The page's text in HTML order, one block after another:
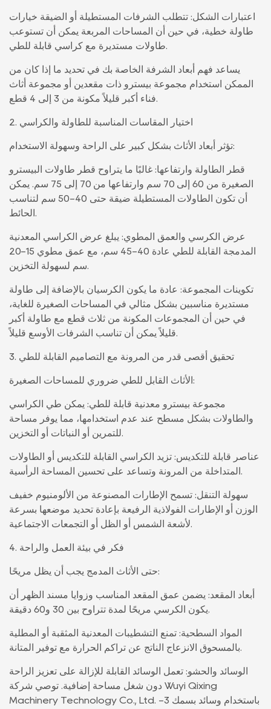
اعتبارات الشكل: تتطلب الشرفات المستطيلة أو الضيقة خيارات
طاولة خطية، في حين أن المساحات المربعة يمكن أن تستوعب
طاولات مستديرة مع كراسي قابلة للطي.
يساعد فهم أبعاد الشرفة الخاصة بك في تحديد ما إذا كان من
الممكن استخدام مجموعة بيسترو ذات مقعدين أو مجموعة أثاث
فناء أكبر قليلاً مكونة من 3 إلى 4 قطع.
2. اختيار المقاسات المناسبة للطاولة والكراسي
تؤثر أبعاد الأثاث بشكل كبير على الراحة وسهولة الاستخدام:
قطر الطاولة وارتفاعها: غالبًا ما يتراوح قطر طاولات البيسترو
الصغيرة من 60 إلى 70 سم وارتفاعها من 70 إلى 75 سم. يمكن
أن تكون الطاولات المستطيلة ضيقة حتى 40-50 سم لتناسب
الحائط.
عرض الكرسي والعمق المطوي: يبلغ عرض الكراسي المعدنية
المدمجة القابلة للطي عادة 40-45 سم، مع عمق مطوي 15-20
سم لسهولة التخزين.
تكوينات المجموعة: عادة ما يكون الكرسيان بالإضافة إلى طاولة
مستديرة مناسبين بشكل مثالي في المساحات الصغيرة للغاية،
في حين أن المجموعات المكونة من ثلاث قطع مع طاولة أكبر
قليلاً يمكن أن تناسب الشرفات الأوسع قليلاً.
3. تحقيق أقصى قدر من المرونة مع التصاميم القابلة للطي
الأثاث القابل للطي ضروري للمساحات الصغيرة:
مجموعة بيسترو معدنية قابلة للطي: يمكن طي الكراسي
والطاولات بشكل مسطح عند عدم استخدامها، مما يوفر مساحة
للتمرين أو النباتات أو التخزين.
عناصر قابلة للتكديس: تزيد الكراسي القابلة للتكديس أو الطاولات
المتداخلة من المرونة وتساعد على تحسين المساحة الرأسية.
سهولة التنقل: تسمح الإطارات المصنوعة من الألومنيوم خفيف
الوزن أو الإطارات الفولاذية الرفيعة بإعادة تحديد موضعها بسرعة
لأشعة الشمس أو الظل أو التجمعات الاجتماعية.
4. فكر في بيئة العمل والراحة
حتى الأثاث المدمج يجب أن يظل مريحًا:
أبعاد المقعد: يضمن عمق المقعد المناسب وزوايا مسند الظهر أن
يكون الكرسي مريحًا لمدة تتراوح بين 30 و60 دقيقة.
المواد السطحية: تمنع التشطيبات المعدنية المثقبة أو المطلية
بالمسحوق الانزعاج الناتج عن تراكم الحرارة مع توفير المتانة.
الوسائد والحشو: تعمل الوسائد القابلة للإزالة على تعزيز الراحة
دون شغل مساحة إضافية. توصي شركة Wuyi Qixing
Machinery Technology Co., Ltd. باستخدام وسائد بسمك 3-